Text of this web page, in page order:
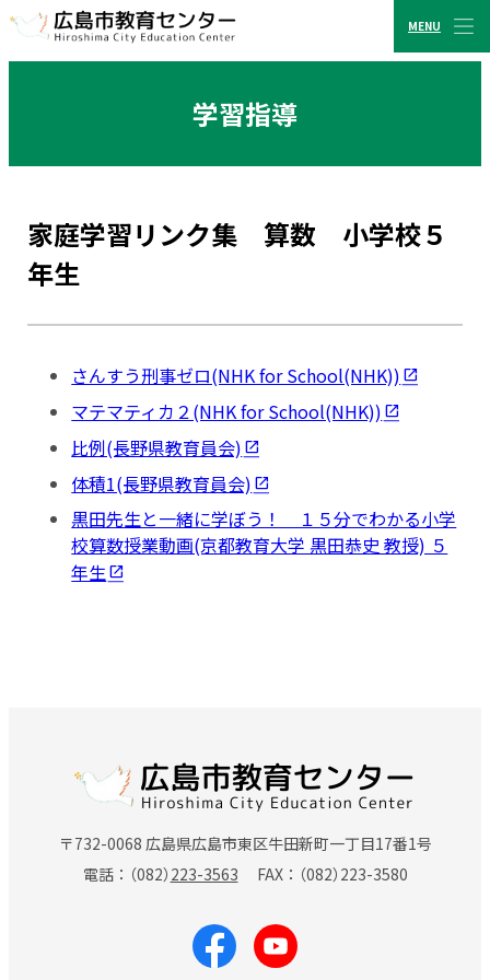
広島市教育センター
学習指導
家庭学習リンク集 算数 小学校５
年生
さんすう刑事ゼロ(NHK for School(NHK))
マテマティカ２(NHK for School(NHK))
比例(長野県教育員会)
体積1(長野県教育員会)
黒田先生と一緒に学ぼう！ １５分でわかる小学
校算数授業動画(京都教育大学 黒田恭史 教授) ５
年生
〒732-0068 広島県広島市東区牛田新町一丁目17番1号
電話 （082）223-3563 FAX （082）223-3580
MENU